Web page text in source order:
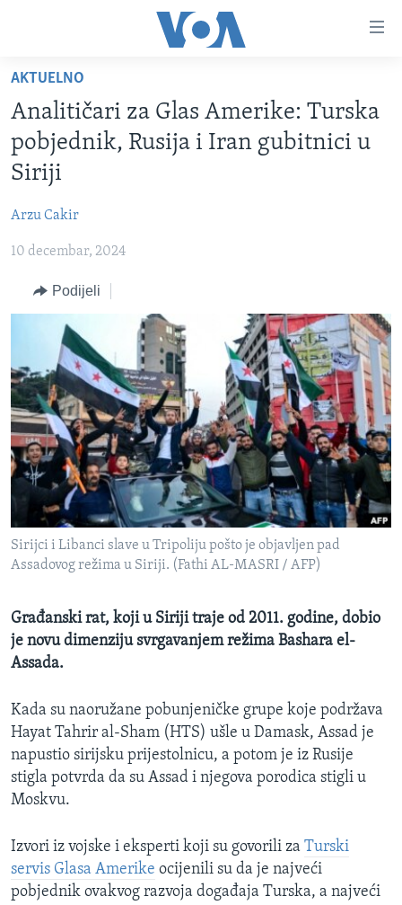
glavni
sadržaj
na
glavnu
Idi
na
TV PROGRAM
VIDEO
FOTOGRAFIJE DANA
VIJESTI
BOSNA I HERCEGOVINA
SVIJET
NAUKA I TEHNOLOGIJA
SPECIJALNI PROJEKTI
KORUPCIJA
SLOBODA MEDIJA
ŽENSKA STRANA
IZBJEGLIČKA STRANA
MAGAZIN
O GLASU AMERIKE
Learning English
PRATITE NAS
AKTUELNO
Analitičari za Glas Amerike: Turska
pobjednik, Rusija i Iran gubitnici u
Siriji
Arzu Cakir
10 decembar, 2024
Podijeli
Sirijci i Libanci slave u Tripoliju pošto je objavljen pad
Assadovog režima u Siriji. (Fathi AL-MASRI / AFP)
Građanski rat, koji u Siriji traje od 2011. godine, dobio
je novu dimenziju svrgavanjem režima Bashara el-
Assada.
Kada su naoružane pobunjeničke grupe koje podržava
Hayat Tahrir al-Sham (HTS) ušle u Damask, Assad je
napustio sirijsku prijestolnicu, a potom je iz Rusije
stigla potvrda da su Assad i njegova porodica stigli u
Moskvu.
Izvori iz vojske i eksperti koji su govorili za Turski
servis Glasa Amerike ocijenili su da je najveći
pobjednik ovakvog razvoja događaja Turska, a najveći